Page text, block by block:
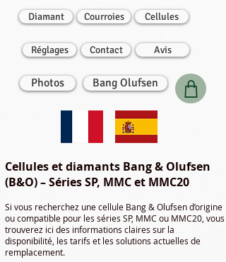
Diamant Courroies Cellules
Réglages Contact Avis
Photos Bang Olufsen
Cellules et diamants Bang & Olufsen
(B&O) – Séries SP, MMC et MMC20
Si vous recherchez une cellule Bang & Olufsen d’origine
ou compatible pour les séries SP, MMC ou MMC20, vous
trouverez ici des informations claires sur la
disponibilité, les tarifs et les solutions actuelles de
remplacement.